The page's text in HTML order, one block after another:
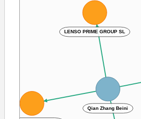
Qian Zhang Beini
LENSO PRIME GROUP SL